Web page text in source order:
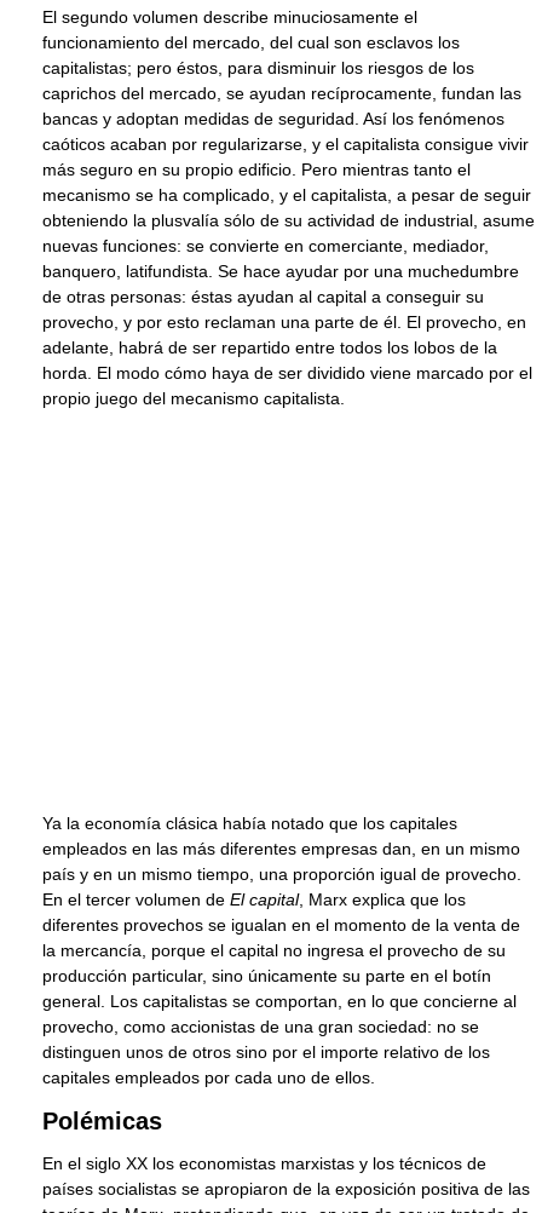
El segundo volumen describe minuciosamente el
funcionamiento del mercado, del cual son esclavos los
capitalistas; pero éstos, para disminuir los riesgos de los
caprichos del mercado, se ayudan recíprocamente, fundan las
bancas y adoptan medidas de seguridad. Así los fenómenos
caóticos acaban por regularizarse, y el capitalista consigue vivir
más seguro en su propio edificio. Pero mientras tanto el
mecanismo se ha complicado, y el capitalista, a pesar de seguir
obteniendo la plusvalía sólo de su actividad de industrial, asume
nuevas funciones: se convierte en comerciante, mediador,
banquero, latifundista. Se hace ayudar por una muchedumbre
de otras personas: éstas ayudan al capital a conseguir su
provecho, y por esto reclaman una parte de él. El provecho, en
adelante, habrá de ser repartido entre todos los lobos de la
horda. El modo cómo haya de ser dividido viene marcado por el
propio juego del mecanismo capitalista.
Ya la economía clásica había notado que los capitales
empleados en las más diferentes empresas dan, en un mismo
país y en un mismo tiempo, una proporción igual de provecho.
En el tercer volumen de El capital, Marx explica que los
diferentes provechos se igualan en el momento de la venta de
la mercancía, porque el capital no ingresa el provecho de su
producción particular, sino únicamente su parte en el botín
general. Los capitalistas se comportan, en lo que concierne al
provecho, como accionistas de una gran sociedad: no se
distinguen unos de otros sino por el importe relativo de los
capitales empleados por cada uno de ellos.
Polémicas
En el siglo XX los economistas marxistas y los técnicos de
países socialistas se apropiaron de la exposición positiva de las